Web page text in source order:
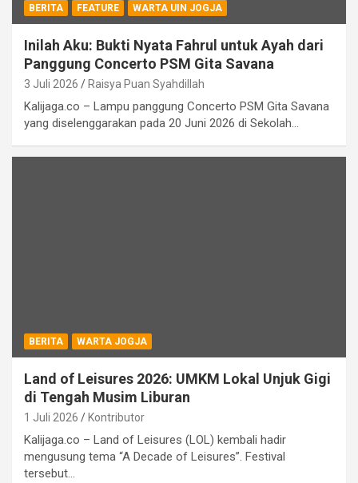
BERITA FEATURE WARTA UIN JOGJA
Inilah Aku: Bukti Nyata Fahrul untuk Ayah dari
Panggung Concerto PSM Gita Savana
3 Juli 2026 Raisya Puan Syahdillah
Kalijaga.co – Lampu panggung Concerto PSM Gita Savana
yang diselenggarakan pada 20 Juni 2026 di Sekolah…
BERITA WARTA JOGJA
Land of Leisures 2026: UMKM Lokal Unjuk Gigi
di Tengah Musim Liburan
1 Juli 2026 Kontributor
Kalijaga.co – Land of Leisures (LOL) kembali hadir
mengusung tema “A Decade of Leisures”. Festival
tersebut…